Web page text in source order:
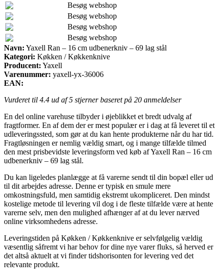
Besøg webshop
Besøg webshop
Besøg webshop
Besøg webshop
Navn: Yaxell Ran – 16 cm udbenerkniv – 69 lag stål
Kategori: Køkken / Køkkenknive
Producent: Yaxell
Varenummer: yaxell-yx-36006
EAN:
Vurderet til 4.4 ud af 5 stjerner baseret på 20 anmeldelser
En del online varehuse tilbyder i øjeblikket et bredt udvalg af
fragtformer. En af dem der er mest populær er i dag at få leveret til et
udleveringssted, som gør at du kan hente produkterne når du har tid.
Fragtløsningen er nemlig vældig smart, og i mange tilfælde tilmed
den mest prisbevidste leveringsform ved køb af Yaxell Ran – 16 cm
udbenerkniv – 69 lag stål.
Du kan ligeledes planlægge at få varerne sendt til din bopæl eller ud
til dit arbejdes adresse. Denne er typisk en smule mere
omkostningsfuld, men samtidig ekstremt ukompliceret. Den mindst
kostelige metode til levering vil dog i de fleste tilfælde være at hente
varerne selv, men den mulighed afhænger af at du lever nærved
online virksomhedens adresse.
Leveringstiden på Køkken / Køkkenknive er selvfølgelig vældig
væsentlig såfremt vi har behov for dine nye varer fluks, så herved er
det altså aktuelt at vi finder tidshorisonten for levering ved det
relevante produkt.